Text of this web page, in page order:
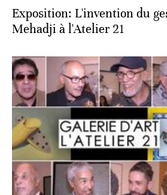
Exposition: L'invention du
Mehadji à l'Atelier 21